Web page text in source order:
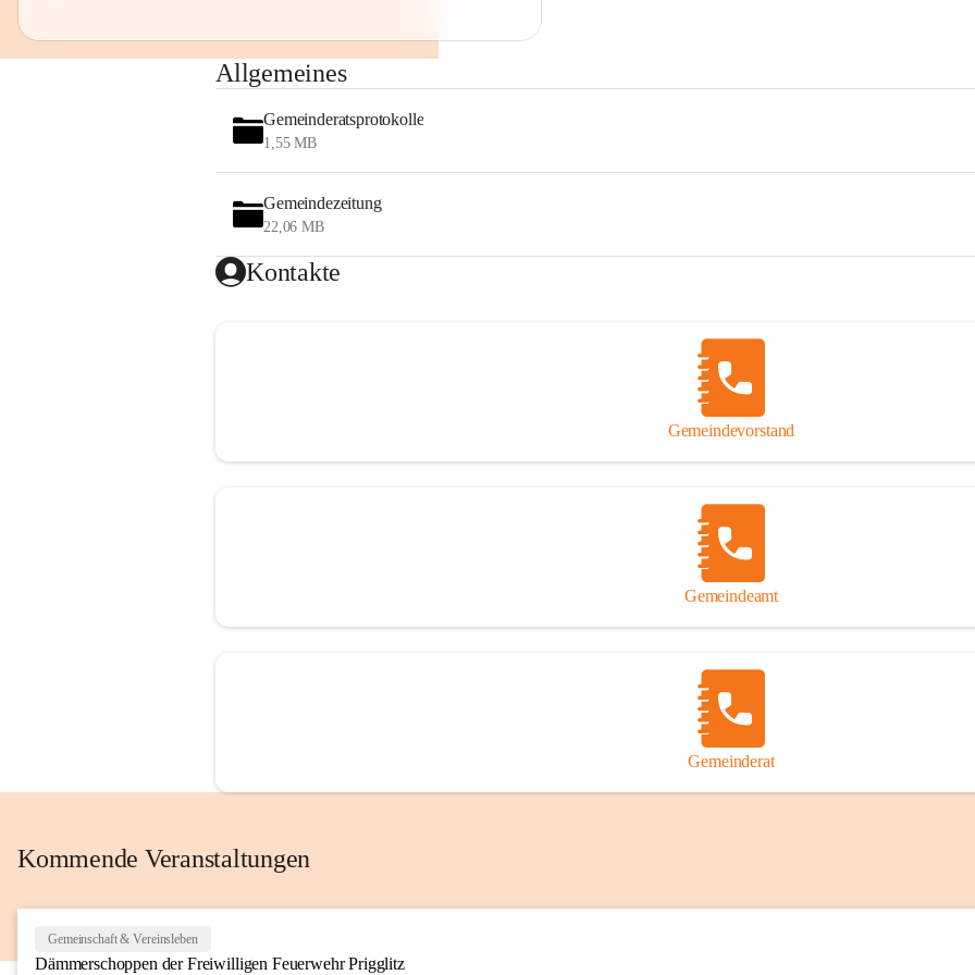
Allgemeines
Gemeinderatsprotokolle
1,55 MB
Gemeindezeitung
22,06 MB
Kontakte
Gemeindevorstand
Gemeindeamt
Gemeinderat
Kommende Veranstaltungen
Gemeinschaft & Vereinsleben
Dämmerschoppen der Freiwilligen Feuerwehr Prigglitz